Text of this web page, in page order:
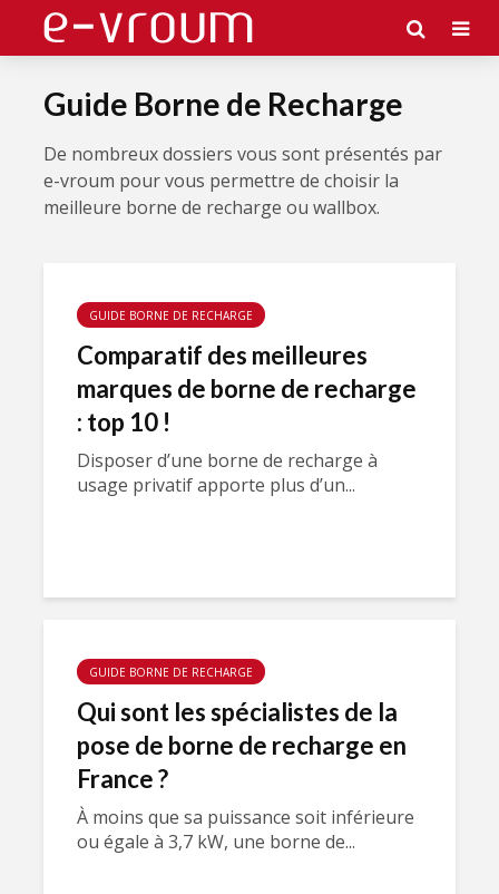
Guide Borne de Recharge
De nombreux dossiers vous sont présentés par
e-vroum pour vous permettre de choisir la
meilleure borne de recharge ou wallbox.
GUIDE BORNE DE RECHARGE
Comparatif des meilleures
marques de borne de recharge
: top 10 !
Disposer d’une borne de recharge à
usage privatif apporte plus d’un...
GUIDE BORNE DE RECHARGE
Qui sont les spécialistes de la
pose de borne de recharge en
France ?
À moins que sa puissance soit inférieure
ou égale à 3,7 kW, une borne de...